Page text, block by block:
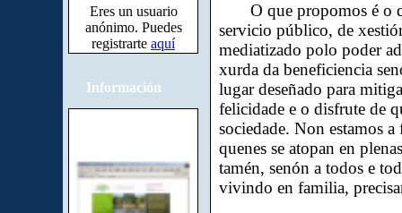
Eres un usuario
anónimo. Puedes
registrarte aquí
Información
O que propomos é o
servicio público, de
mediatizado polo poder
xurda da beneficiencia
lugar deseñado para
felicidade e o disfrute de
sociedade. Non estamos
quenes se atopan en
tamén, senón a todos e
vivindo en familia,